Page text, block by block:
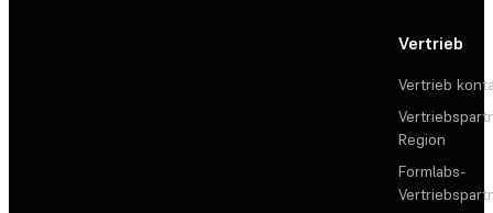
Vertrieb
Vertrieb
Region
Formlabs-